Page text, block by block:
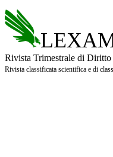
Rivista Trimestrale di Diritto
Rivista classificata scientifica e di